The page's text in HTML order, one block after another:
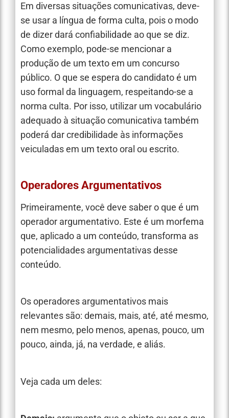
Em diversas situações comunicativas, deve-
se usar a língua de forma culta, pois o modo
de dizer dará confiabilidade ao que se diz.
Como exemplo, pode-se mencionar a
produção de um texto em um concurso
público. O que se espera do candidato é um
uso formal da linguagem, respeitando-se a
norma culta. Por isso, utilizar um vocabulário
adequado à situação comunicativa também
poderá dar credibilidade às informações
veiculadas em um texto oral ou escrito.
Operadores Argumentativos
Primeiramente, você deve saber o que é um
operador argumentativo. Este é um morfema
que, aplicado a um conteúdo, transforma as
potencialidades argumentativas desse
conteúdo.
Os operadores argumentativos mais
relevantes são: demais, mais, até, até mesmo,
nem mesmo, pelo menos, apenas, pouco, um
pouco, ainda, já, na verdade, e aliás.
Veja cada um deles: